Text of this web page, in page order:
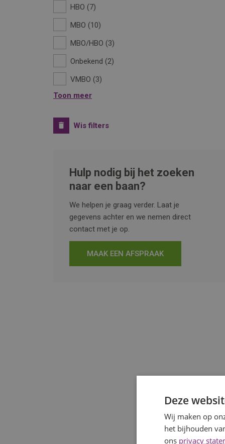
HBO
7
MBO
10
MBO/HBO
3
Onbekend 2
VMBO
3
Toon meer
Wis filters
Hulp nodig bij het zoeken
naar een baan?
We helpen je graag verder. Laat je
gegevens achter en we nemen direct
contact met je op.
MAAK EEN AFSPRAAK
Deze
Wij maken op
het bijhouden
ons privacy